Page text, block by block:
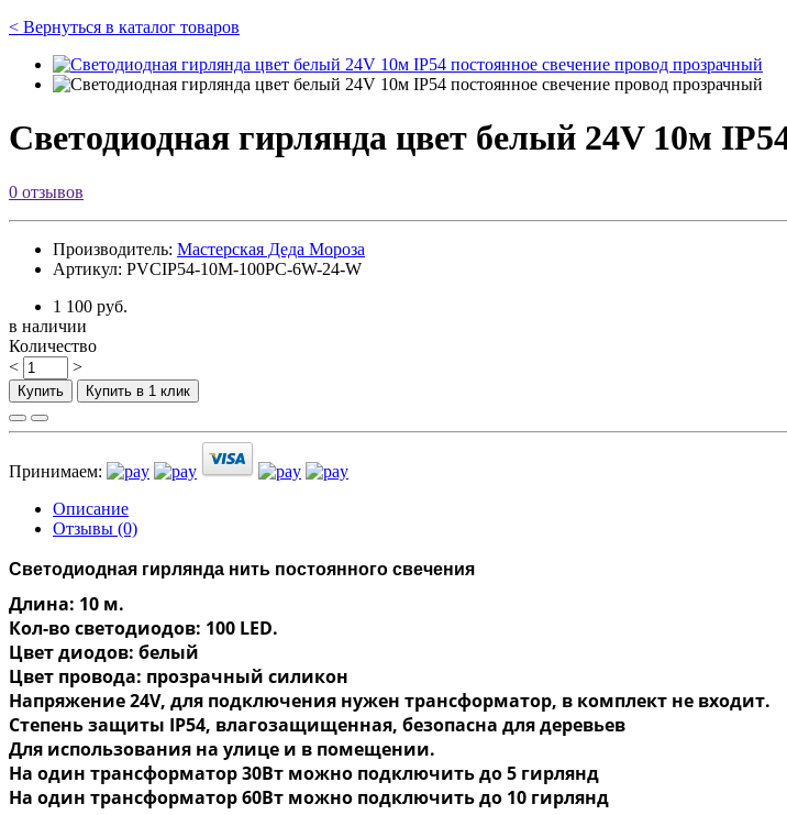
< Вернуться в каталог товаров
Светодиодная гирлянда цвет белый 24V 10м
0 отзывов
Производитель: Мастерская Деда Мороза
Артикул: PVCIP54-10M-100PC-6W-24-W
1 100 руб.
в наличии
Количество
<
>
Купить Купить в 1 клик
Принимаем:
Описание
Отзывы (0)
Светодиодная гирлянда нить постоянного свечения
Длина: 10 м.
Кол-во светодиодов: 100 LED.
Цвет диодов: белый
Цвет провода: прозрачный силикон
Напряжение 24V, для подключения нужен трансформатор, в комплект не входит.
Степень защиты IP54, влагозащищенная, безопасна для деревьев
Для использования на улице и в помещении.
На один трансформатор 30Вт можно подключить до 5 гирлянд
На один трансформатор 60Вт можно подключить до 10 гирлянд